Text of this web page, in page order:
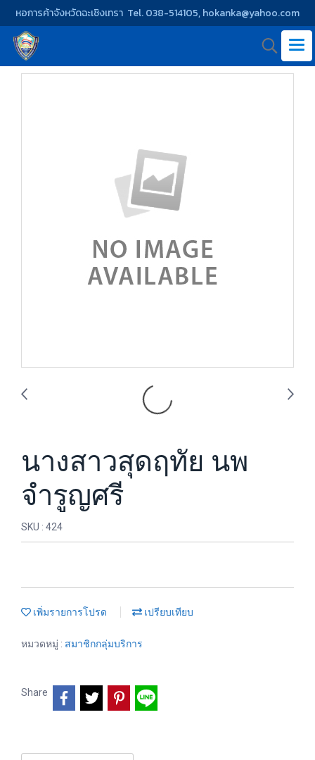
หอการค้าจังหวัดฉะเชิงเทรา Tel. 038-514105, hokanka@yahoo.com
นางสาวสุดฤทัย นพ
จำรูญศรี
SKU : 424
เพิ่มรายการโปรด เปรียบเทียบ
หมวดหมู่ : สมาชิกกลุ่มบริการ
Share